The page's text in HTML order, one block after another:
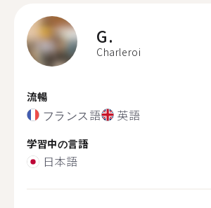
G.
Charleroi
流暢
フランス語 英語
学習中の言語
日本語